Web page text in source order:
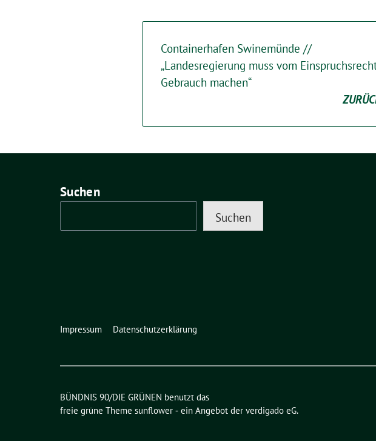
Containerhafen Swinemünde //
„Landesregierung muss vom
Gebrauch machen“
Suchen
Suchen
Impressum Datenschutzerklärung
BÜNDNIS 90/DIE GRÜNEN benutzt das
freie grüne Theme sunflower ‐ ein Angebot der verdigado eG.